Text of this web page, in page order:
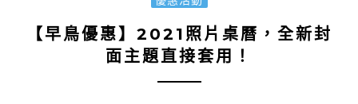
【早鳥優惠】2021照片桌曆，全新封
面主題直接套用！